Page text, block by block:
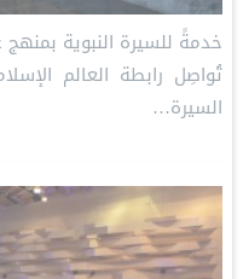
خدمةً للسيرة النبوية
تُواصِل رابطة العالم
السيرة…